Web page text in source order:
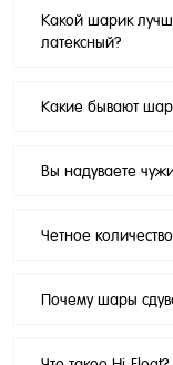
Какой шарик
латексный?
Какие бывают
Вы надуваете
Четное
Почему шары